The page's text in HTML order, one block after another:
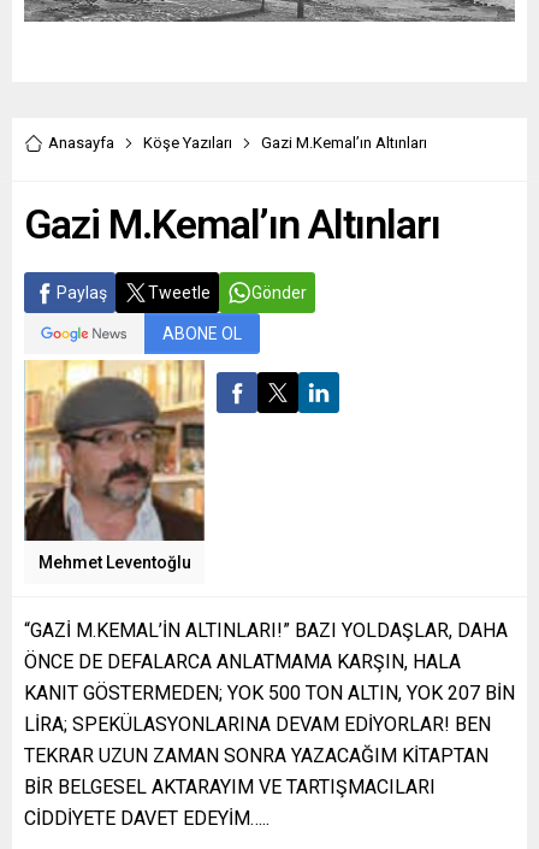
Anasayfa Köşe Yazıları Gazi M.Kemal’ın Altınları
Gazi M.Kemal’ın Altınları
Paylaş Tweetle Gönder
ABONE OL
Mehmet Leventoğlu
“GAZİ M.KEMAL’İN ALTINLARI!” BAZI YOLDAŞLAR, DAHA
ÖNCE DE DEFALARCA ANLATMAMA KARŞIN, HALA
KANIT GÖSTERMEDEN; YOK 500 TON ALTIN, YOK 207 BİN
LİRA; SPEKÜLASYONLARINA DEVAM EDİYORLAR! BEN
TEKRAR UZUN ZAMAN SONRA YAZACAĞIM KİTAPTAN
BİR BELGESEL AKTARAYIM VE TARTIŞMACILARI
CİDDİYETE DAVET EDEYİM…..